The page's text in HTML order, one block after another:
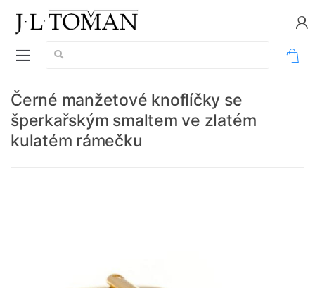
Vyhledávání:
Černé manžetové knoflíčky se
šperkařským smaltem ve zlatém
kulatém rámečku